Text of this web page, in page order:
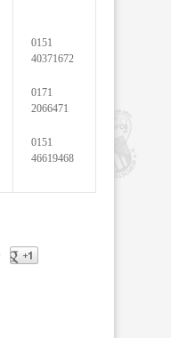
0151
40371672
0171
2066471
0151
46619468